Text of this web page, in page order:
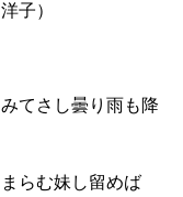
子）
てさし曇り雨も降
まらむ妹し留めば